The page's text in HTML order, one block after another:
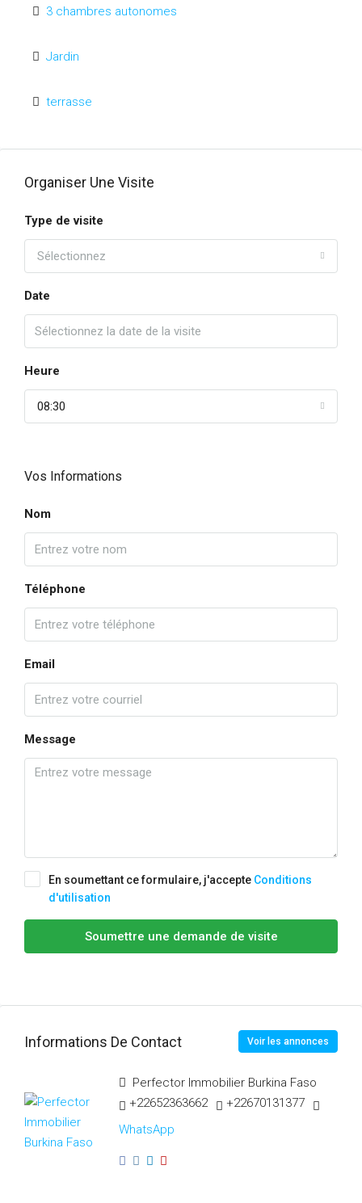
3 chambres autonomes
Jardin
terrasse
Organiser Une Visite
Type de visite
Sélectionnez
Date
Heure
08:30
Vos Informations
Nom
Téléphone
Email
Message
En soumettant ce formulaire, j'accepte Conditions
d'utilisation
Soumettre une demande de visite
Informations De Contact Voir les annonces
Perfector Immobilier Burkina Faso
+22652363662
+22670131377
WhatsApp